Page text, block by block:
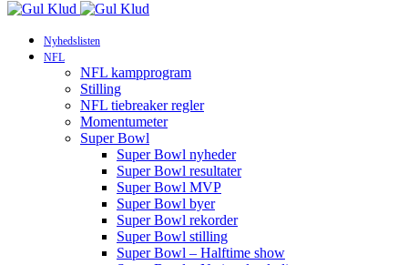
Nyhedslisten
NFL
NFL kampprogram
Stilling
NFL tiebreaker regler
Momentumeter
Super Bowl
Super Bowl nyheder
Super Bowl resultater
Super Bowl MVP
Super Bowl byer
Super Bowl rekorder
Super Bowl stilling
Super Bowl – Halftime show